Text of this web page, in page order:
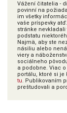
Vážení čitatelia -
povinní na
im všetky
vaše príspevky
stránke
podstatu
Najmä, aby ste
násiliu alebo
viery a
sociálneho
a podobne. Viac
portálu, ktoré si je
tu. Publikovaním
preštudovali a